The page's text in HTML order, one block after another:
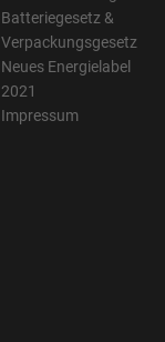
Batteriegesetz &
Verpackungsgesetz
Neues Energielabel
2021
Impressum